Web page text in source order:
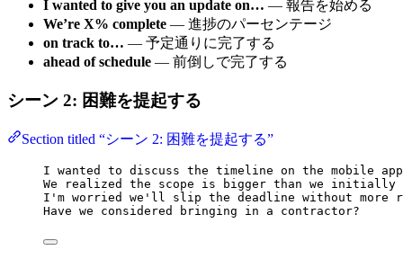
I wanted to give you an update on… — 報告を始める
We’re X% complete — 進捗のパーセンテージ
on track to… — 予定通りに完了する
ahead of schedule — 前倒しで完了する
シーン 2: 困難を提起する
Section titled “シーン 2: 困難を提起する”
I wanted to discuss the timeline on the mobile
We realized the scope is bigger than we initially
I'm worried we'll slip the deadline without more
Have we considered bringing in a contractor?